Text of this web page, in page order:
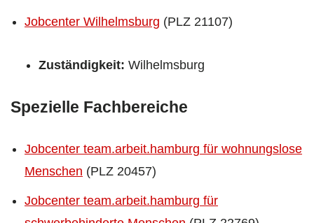
Jobcenter Wilhelmsburg (PLZ 21107)
Zuständigkeit: Wilhelmsburg
Spezielle Fachbereiche
Jobcenter team.arbeit.hamburg für wohnungslose
Menschen (PLZ 20457)
Jobcenter team.arbeit.hamburg für